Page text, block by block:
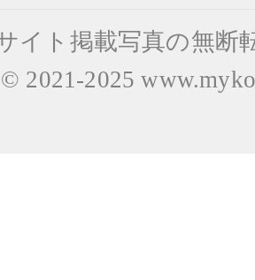
イト掲載写真の無断
2021-2025